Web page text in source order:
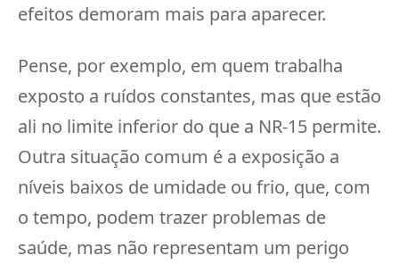
efeitos demoram mais para aparecer.
Pense, por exemplo, em quem trabalha
exposto a ruídos constantes, mas que estão
ali no limite inferior do que a NR-15 permite.
Outra situação comum é a exposição a
níveis baixos de umidade ou frio, que, com
o tempo, podem trazer problemas de
saúde, mas não representam um perigo